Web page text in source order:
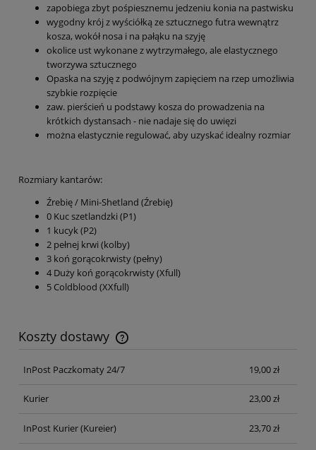
zapobiega zbyt pośpiesznemu jedzeniu konia na pastwisku
wygodny krój z wyściółką ze sztucznego futra wewnątrz
kosza, wokół nosa i na pałąku na szyję
okolice ust wykonane z wytrzymałego, ale elastycznego
tworzywa sztucznego
Opaska na szyję z podwójnym zapięciem na rzep umożliwia
szybkie rozpięcie
zaw. pierścień u podstawy kosza do prowadzenia na
krótkich dystansach - nie nadaje się do uwięzi
można elastycznie regulować, aby uzyskać idealny rozmiar
Rozmiary kantarów:
Źrebię / Mini-Shetland (Źrebię)
0 Kuc szetlandzki (P1)
1 kucyk (P2)
2 pełnej krwi (kolby)
3 koń gorącokrwisty (pełny)
4 Duży koń gorącokrwisty (Xfull)
5 Coldblood (XXfull)
Koszty dostawy
Cena nie zawiera ewentualnych kosztów płatności
InPost Paczkomaty 24/7
19,00 zł
Kurier 23,00 zł
InPost Kurier(Kureier) 23,70 zł